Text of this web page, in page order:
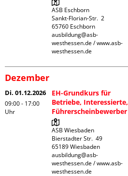
ASB Eschborn
Sankt-Florian-Str.  2
65760 Eschborn
ausbildung@asb-
westhessen.de / www.asb-
westhessen.de
Dezember
Di. 01.12.2026
09:00 - 17:00
Uhr
EH-Grundkurs für
Betriebe, Interessierte,
Führerscheinbewerber
ASB Wiesbaden
Bierstadter Str.  49
65189 Wiesbaden
ausbildung@asb-
westhessen.de / www.asb-
westhessen.de